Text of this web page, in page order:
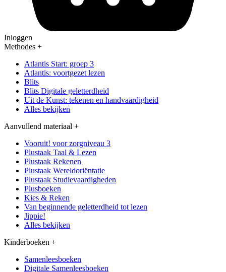
Inloggen
Methodes +
Atlantis Start: groep 3
Atlantis: voortgezet lezen
Blits
Blits Digitale geletterdheid
Uit de Kunst: tekenen en handvaardigheid
Alles bekijken
Aanvullend materiaal +
Vooruit! voor zorgniveau 3
Plustaak Taal & Lezen
Plustaak Rekenen
Plustaak Wereldoriëntatie
Plustaak Studievaardigheden
Plusboeken
Kies & Reken
Van beginnende geletterdheid tot lezen
Jippie!
Alles bekijken
Kinderboeken +
Samenleesboeken
Digitale Samenleesboeken